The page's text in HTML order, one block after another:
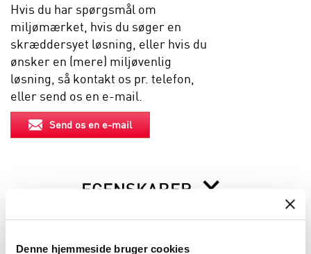
Denne hjemmeside bruger cookies
Hvis du har spørgsmål om
miljømærket, hvis du søger en
skræddersyet løsning, eller hvis du
ønsker en (mere) miljøvenlig
løsning, så kontakt os pr. telefon,
eller send os en e-mail.
Send os en e-mail
EGENSKABER
BESKRIVELSE